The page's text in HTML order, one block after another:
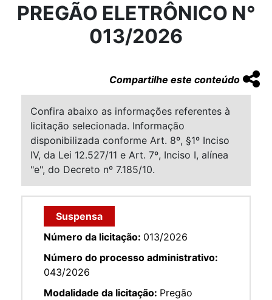
PREGÃO ELETRÔNICO N°
013/2026
Compartilhe este conteúdo
Confira abaixo as informações referentes à
licitação selecionada. Informação
disponibilizada conforme Art. 8º, §1º Inciso
IV, da Lei 12.527/11 e Art. 7º, Inciso I, alínea
"e", do Decreto nº 7.185/10.
Suspensa
Número da licitação: 013/2026
Número do processo administrativo:
043/2026
Modalidade da licitação: Pregão